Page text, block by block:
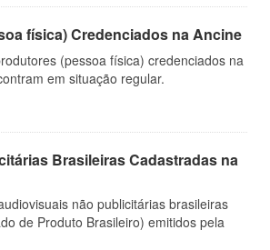
física) Credenciados na Ancine
(pessoa física) credenciados na
em situação regular.
Brasileiras Cadastradas na
não publicitárias brasileiras
de Produto Brasileiro) emitidos pela